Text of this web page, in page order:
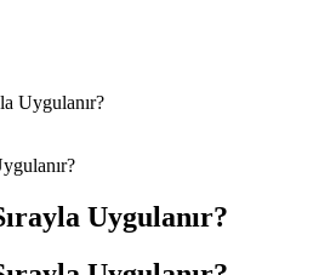
Uygulanır?
Uygulanır?